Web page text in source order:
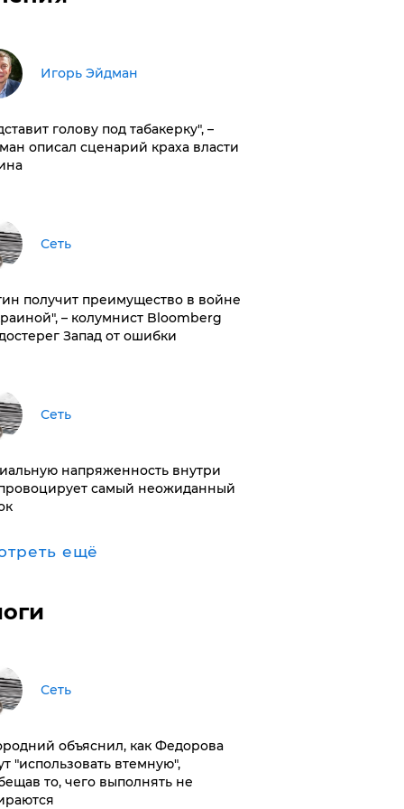
Игорь Эйдман
голову под табакерку", –
описал сценарий краха власти
Сеть
получит преимущество в войне
– колумнист Bloomberg
Запад от ошибки
Сеть
напряженность внутри
самый неожиданный
ещё
Сеть
объяснил, как Федорова
"использовать втемную",
то, чего выполнять не